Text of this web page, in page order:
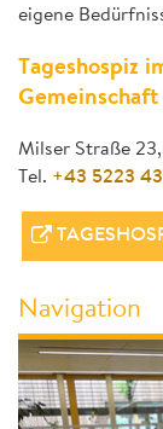
eigene
Tageshospiz
Gemeinschaft
Milser Straße
Tel. +43 5223
Navigation